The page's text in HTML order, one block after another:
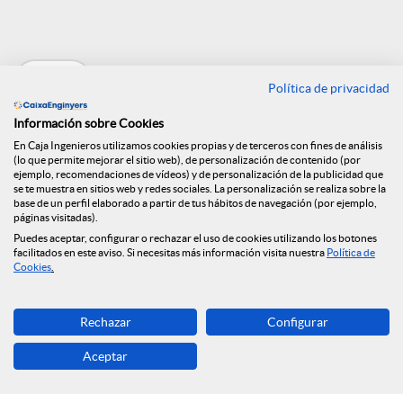
n
R
e
d
e
Entrevista a Félix
Masjuan en El
Economista
Política de privacidad
Información sobre Cookies
En Caja Ingenieros utilizamos cookies propias y de terceros con fines de análisis
(lo que permite mejorar el sitio web), de personalización de contenido (por
ejemplo, recomendaciones de vídeos) y de personalización de la publicidad que
se te muestra en sitios web y redes sociales. La personalización se realiza sobre la
base de un perfil elaborado a partir de tus hábitos de navegación (por ejemplo,
páginas visitadas).
Puedes aceptar, configurar o rechazar el uso de cookies utilizando los botones
facilitados en este aviso. Si necesitas más información visita nuestra Política de
Cookies
Rechazar Configurar
Aceptar